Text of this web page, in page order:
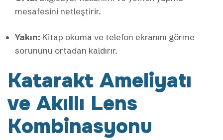
mesafesini netleştirir.
Yakın: Kitap okuma ve telefon ekranını görme
sorununu ortadan kaldırır.
Katarakt Ameliyatı
ve Akıllı Lens
Kombinasyonu